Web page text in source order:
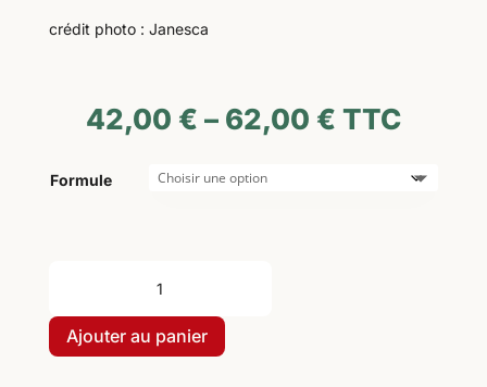
crédit photo : Janesca
42,00 € – 62,00 € TTC
Formule
13/02/27
de
Ajouter au panier